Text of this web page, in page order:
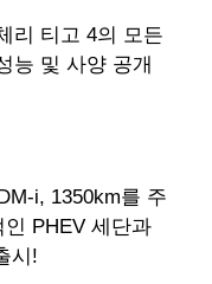
리 티고 4의 모든
능 및 사양 공개
i, 1350km를 주
PHEV 세단과
시!